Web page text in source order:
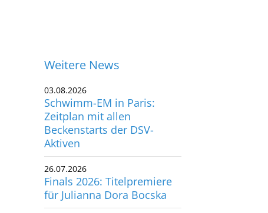
Weitere News
03.08.2026
Schwimm-EM in Paris:
Zeitplan mit allen
Beckenstarts der DSV-
Aktiven
26.07.2026
Finals 2026: Titelpremiere
für Julianna Dora Bocska
Schwimm-Verband e.V.